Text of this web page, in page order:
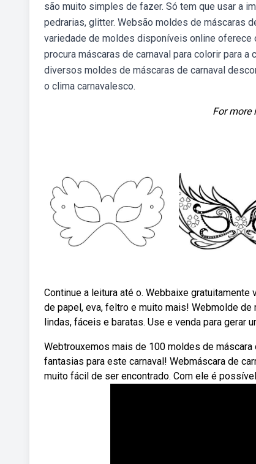
são muito simples de fazer. Só tem que usar a
pedrarias, glitter. Websão moldes de máscaras
variedade de moldes disponíveis online
procura máscaras de carnaval para colorir para
diversos moldes de máscaras de carnaval
o clima carnavalesco.
For more
Continue a leitura até o. Webbaixe
de papel, eva, feltro e muito mais! Webmolde
lindas, fáceis e baratas. Use e venda para gerar
Webtrouxemos mais de 100 moldes de
fantasias para este carnaval! Webmáscara de
muito fácil de ser encontrado. Com ele é